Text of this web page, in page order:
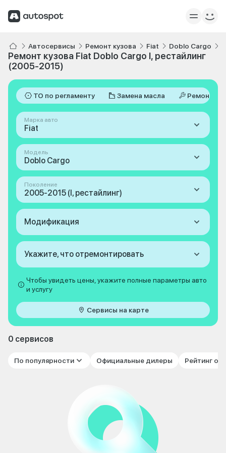
Автосервисы Ремонт кузова Fiat Doblo Cargo
Ремонт кузова Fiat Doblo Cargo I, рестайлинг
(2005-2015)
ТО по регламенту Замена масла Ремонт
Марка авто
Fiat
Модель
Doblo Cargo
Поколение
2005-2015 (I, рестайлинг)
Модификация
Укажите, что отремонтировать
Чтобы увидеть цены, укажите полные параметры авто
и услугу
Сервисы на карте
0 сервисов
По популярности Официальные дилеры Рейтинг